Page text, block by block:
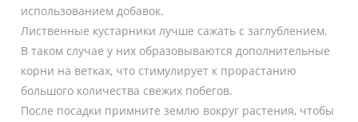
использованием добавок.
Лиственные кустарники лучше сажать с заглублением.
В таком случае у них образовываются дополнительные
корни на ветках, что стимулирует к прорастанию
большого количества свежих побегов.
После посадки примните землю вокруг растения, чтобы